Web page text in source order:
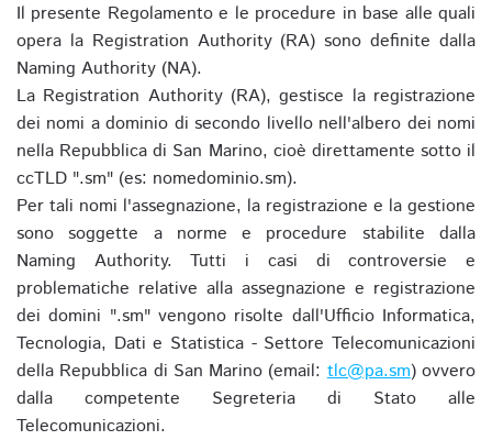
Il presente Regolamento e le procedure in base alle quali
opera la Registration Authority (RA) sono definite dalla
Naming Authority (NA).
La Registration Authority (RA), gestisce la registrazione
dei nomi a dominio di secondo livello nell'albero dei nomi
nella Repubblica di San Marino, cioè direttamente sotto il
ccTLD ".sm" (es: nomedominio.sm).
Per tali nomi l'assegnazione, la registrazione e la gestione
sono soggette a norme e procedure stabilite dalla
Naming Authority. Tutti i casi di controversie e
problematiche relative alla assegnazione e registrazione
dei domini ".sm" vengono risolte dall'Ufficio Informatica,
Tecnologia, Dati e Statistica - Settore Telecomunicazioni
della Repubblica di San Marino (email:tlc@pa.sm) ovvero
dalla competente Segreteria di Stato alle
Telecomunicazioni.